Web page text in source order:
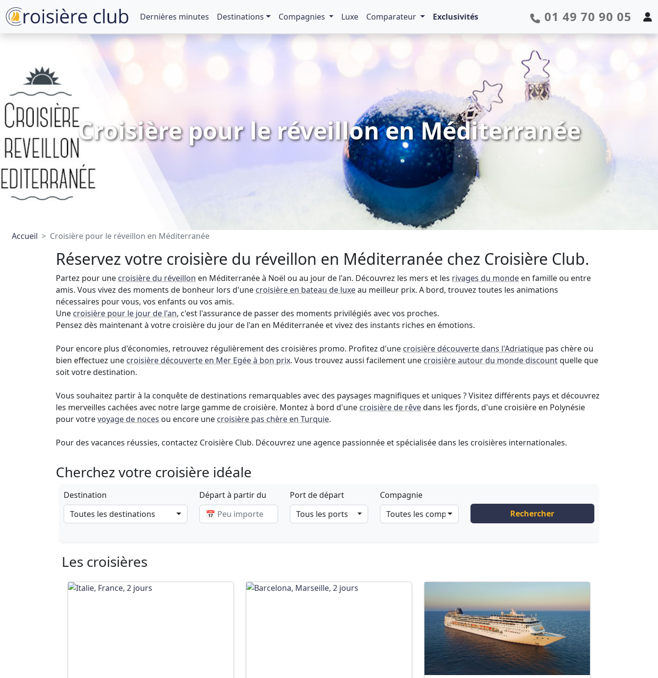
Dernières minutes Destinations Compagnies Luxe Comparateur Exclusivités 01 49 70 90 05
Croisière pour le réveillon en Méditerranée
Accueil Croisière pour le réveillon en Méditerranée
Réservez votre croisière du réveillon en Méditerranée chez Croisière Club.
Partez pour une croisière du réveillon en Méditerranée à Noël ou au jour de l'an. Découvrez les mers et les rivages du monde en famille ou entre
amis. Vous vivez des moments de bonheur lors d'une croisière en bateau de luxeau meilleur prix. A bord, trouvez toutes les animations
nécessaires pour vous, vos enfants ou vos amis.
Une croisière pour le jour de l'an, c'est l'assurance de passer des moments privilégiés avec vos proches.
Pensez dès maintenant à votre croisière du jour de l'an en Méditerranée et vivez des instants riches en émotions.
Pour encore plus d'économies, retrouvez régulièrement des croisières promo. Profitez d'une croisière découverte dans l'Adriatique pas chère ou
bien effectuez une croisière découverte en Mer Egée à bon prix. Vous trouvez aussi facilement une croisière autour du monde discountquelle que
soit votre destination.
Vous souhaitez partir à la conquête de destinations remarquables avec des paysages magnifiques et uniques ? Visitez différents pays et découvrez
les merveilles cachées avec notre large gamme de croisière. Montez à bord d'une croisière de rêvedans les fjords, d'une croisière en Polynésie
pour votrevoyage de noces ou encore une croisière pas chère en Turquie.
Pour des vacances réussies, contactez Croisière Club. Découvrez une agence passionnée et spécialisée dans les croisières internationales.
Cherchez votre croisière idéale
Destination
Toutes les destinations
Départ à partir du
Port de départ
Tous les ports
Compagnie
Toutes les compagnies
Rechercher
Les croisières